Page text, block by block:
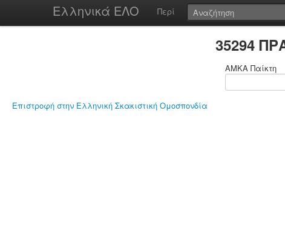
Ελληνικά ΕΛΟ Περί
35294
ΑΜΚΑ Παίκτη
Επιστροφή στην Ελληνική Σκακιστική Ομοσπονδία